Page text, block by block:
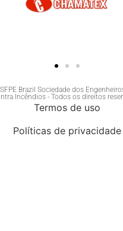
Brazil Sociedade dos
Incêndios - Todos os direitos
Termos de uso
Políticas de privacidade